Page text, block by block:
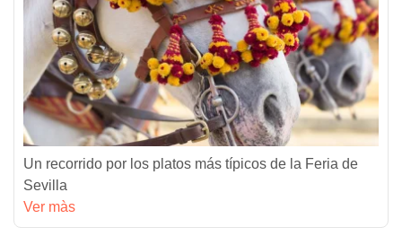
Un recorrido por los platos más típicos de la Feria de
Sevilla
Ver màs